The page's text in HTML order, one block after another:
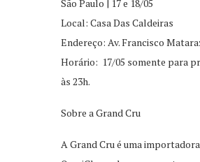
São Paulo | 17 e 18/05
Local: Casa Das Caldeiras
Endereço: Av. Francisco
Horário: 17/05 somente para
às 23h.
Sobre a Grand Cru
A Grand Cru é uma